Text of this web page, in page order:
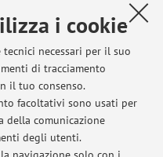
i cookie
necessari per il suo
di tracciamento
il tuo consenso.
facoltativi sono usati per
della comunicazione
degli utenti.
contenuti del sito.